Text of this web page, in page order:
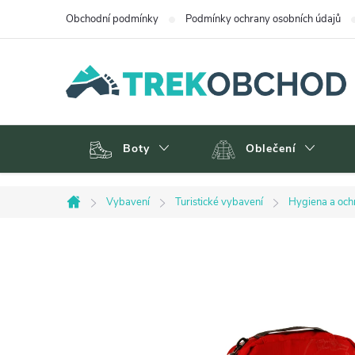
Obchodní podmínky Podmínky ochrany osobních údajů
Boty Oblečení
Domů
Vybavení Turistické vybavení Hygiena a